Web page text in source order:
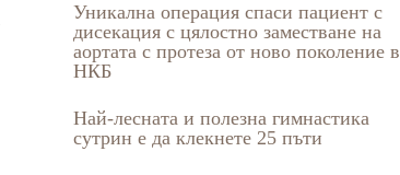
Уникална операция спаси пациент с
дисекация с цялостно заместване на
аортата с протеза от ново поколение в
НКБ
Най-лесната и полезна гимнастика
сутрин е да клекнете 25 пъти